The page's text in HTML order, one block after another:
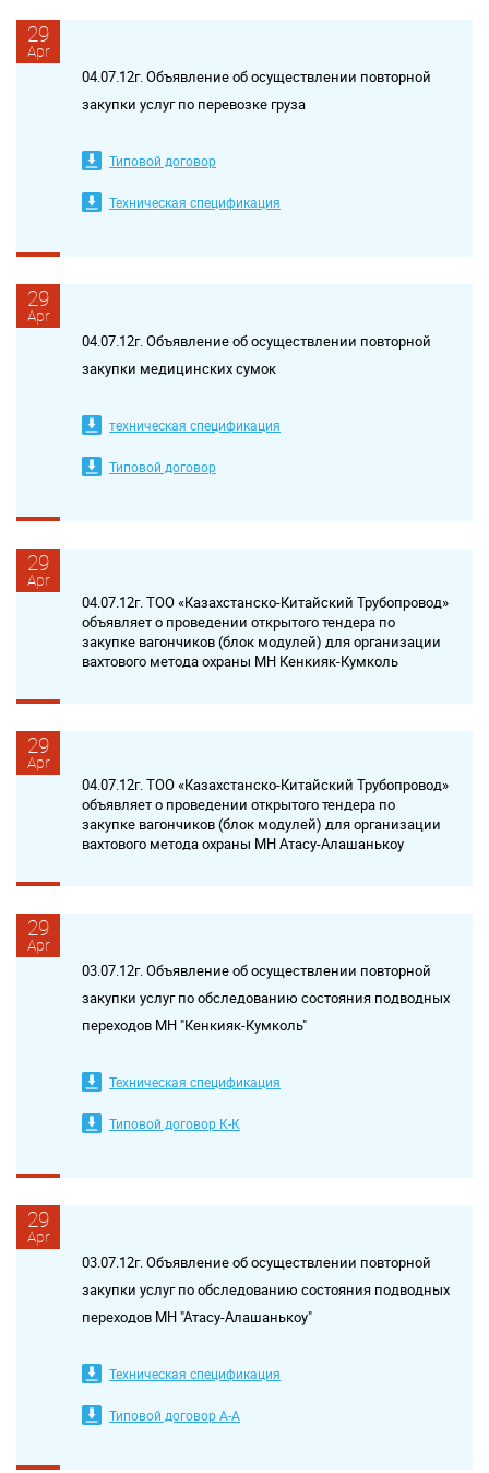
29
Apr
04.07.12г. Объявление об осуществлении повторной
закупки услуг по перевозке груза
Типовой договор
Техническая спецификация
29
Apr
04.07.12г. Объявление об осуществлении повторной
закупки медицинских сумок
техническая спецификация
Типовой договор
29
Apr
04.07.12г. ТОО «Казахстанско-Китайский Трубопровод»
объявляет о проведении открытого тендера по
закупке вагончиков (блок модулей) для организации
вахтового метода охраны МН Кенкияк-Кумколь
29
Apr
04.07.12г. ТОО «Казахстанско-Китайский Трубопровод»
объявляет о проведении открытого тендера по
закупке вагончиков (блок модулей) для организации
вахтового метода охраны МН Атасу-Алашанькоу
29
Apr
03.07.12г. Объявление об осуществлении повторной
закупки услуг по обследованию состояния подводных
переходов МН "Кенкияк-Кумколь"
Техническая спецификация
Типовой договор К-К
29
Apr
03.07.12г. Объявление об осуществлении повторной
закупки услуг по обследованию состояния подводных
переходов МН "Атасу-Алашанькоу"
Техническая спецификация
Типовой договор A-A